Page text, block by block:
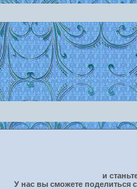
и
У нас вы сможете поделиться